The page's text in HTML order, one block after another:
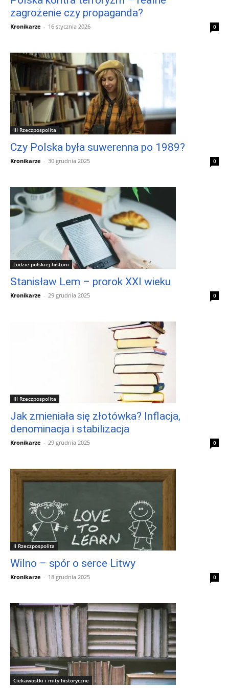
zagrożenie czy propaganda?
Kronikarze - 16 stycznia 2026 0
III Rzeczpospolita
Czy Polska była suwerenna po 1989?
Kronikarze - 30 grudnia 2025 0
Ludzie polskiej historii
Stanisław Lem – prorok XXI wieku
Kronikarze - 29 grudnia 2025 0
III Rzeczpospolita
Jak zmieniała się złotówka? Inflacja,
denominacja i stabilizacja
Kronikarze - 29 grudnia 2025 0
II Rzeczpospolita
Wilno – spór o serce Litwy
Kronikarze - 18 grudnia 2025 0
Ciekawostki i mity historyczne